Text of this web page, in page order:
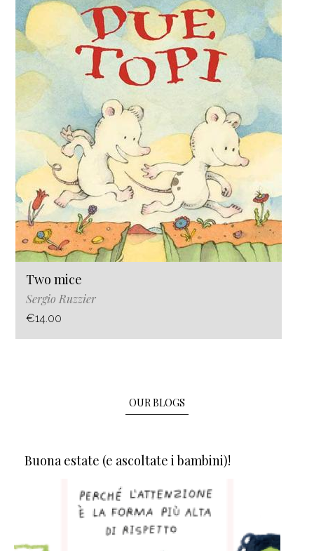
Two mice
Sergio Ruzzier
€14.00
OUR BLOGS
Buona estate (e ascoltate i bambini)!